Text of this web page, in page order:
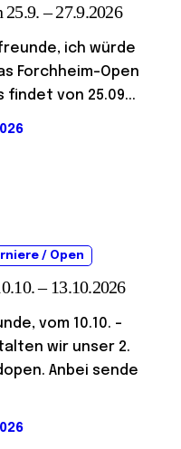
– 27.9.2026
ich würde
Forchheim-Open
findet von 25.09...
/ Open
– 13.10.2026
vom 10.10. –
wir unser 2.
Anbei sende